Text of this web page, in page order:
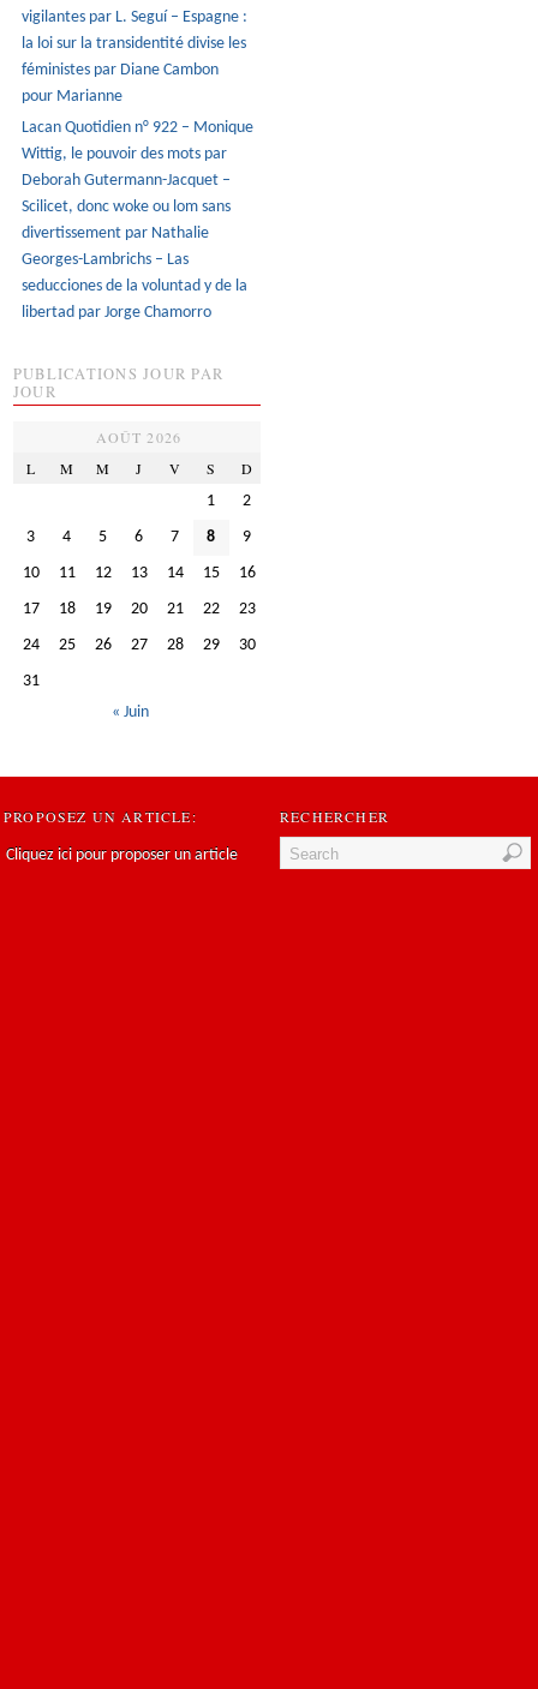
vigilantes par L. Seguí – Espagne :
la loi sur la transidentité divise les
féministes par Diane Cambon
pour Marianne
Lacan Quotidien n° 922 – Monique
Wittig, le pouvoir des mots par
Deborah Gutermann-Jacquet –
Scilicet, donc woke ou lom sans
divertissement par Nathalie
Georges-Lambrichs – Las
seducciones de la voluntad y de la
libertad par Jorge Chamorro
PUBLICATIONS JOUR PAR
JOUR
AOÛT 2026
L
M M J V S D
1
2
3
4 5 6 7 8
9
10
11 12 13 14 15
16
17
18 19 20 21 22
23
24
25 26 27 28 29
30
31
« Juin
PROPOSEZ UN ARTICLE:
Cliquez ici pour proposer un article
RECHERCHER